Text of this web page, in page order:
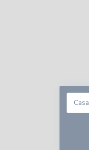
Casa